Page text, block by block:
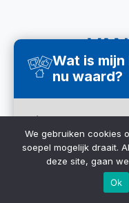
Wat is mijn
nu waard?
Direct een
waardecheck
ontvangen ➜
Website
Ook
We gebruiken cookies
soepel mogelijk draait.
deze site, gaan
Ok